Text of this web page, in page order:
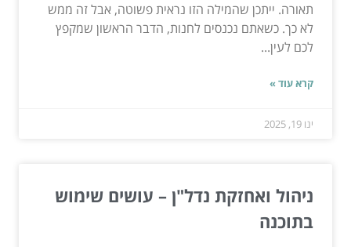
תאורה. ייתכן שהמילה הזו נראית פשוטה, אבל זה ממש
לא כך. כשאתם נכנסים לחנות, הדבר הראשון שמקפץ
לכם לעין...
קרא עוד »
ינו 19, 2025
ניהול ואחזקת נדל"ן – עושים שימוש
בתוכנה